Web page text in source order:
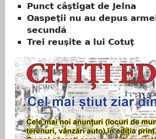
Punct câştigat de Jelna
Oaspeţii nu au depus
secundă
Trei reuşite a lui Cotuţ